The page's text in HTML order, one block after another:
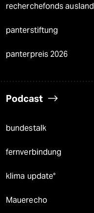
recherchefonds ausland
panterstiftung
panterpreis 2026
Podcast
bundestalk
fernverbindung
klima update°
Mauerecho